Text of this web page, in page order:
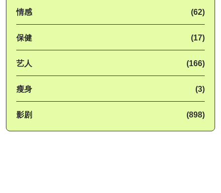
情感 (62)
保健 (17)
艺人 (166)
瘦身 (3)
影剧 (898)